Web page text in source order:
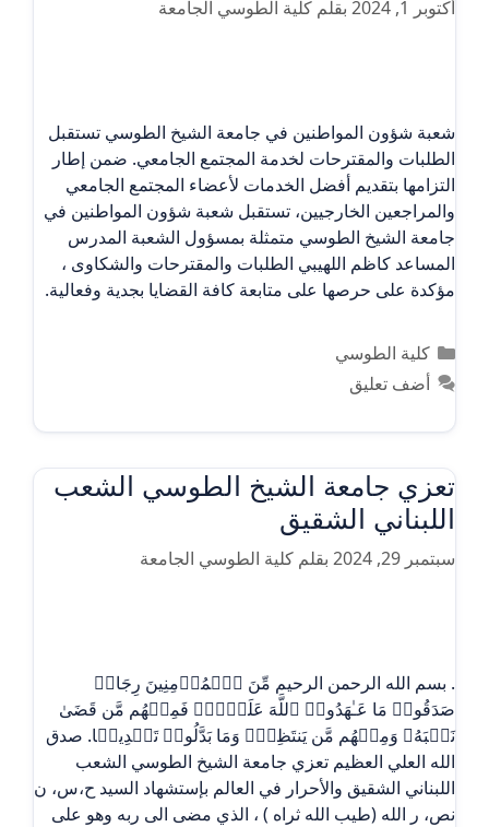
أكتوبر 1, 2024 بقلم كلية الطوسي الجامعة
شعبة شؤون المواطنين في جامعة الشيخ الطوسي تستقبل
الطلبات والمقترحات لخدمة المجتمع الجامعي. ضمن إطار
التزامها بتقديم أفضل الخدمات لأعضاء المجتمع الجامعي
والمراجعين الخارجيين، تستقبل شعبة شؤون المواطنين في
جامعة الشيخ الطوسي متمثلة بمسؤول الشعبة المدرس
المساعد كاظم اللهيبي الطلبات والمقترحات والشكاوى ،
مؤكدة على حرصها على متابعة كافة القضايا بجدية وفعالية.
التصنيفات
كلية الطوسي
أضف تعليق
تعزي جامعة الشيخ الطوسي الشعب
اللبناني الشقيق
سبتمبر 29, 2024 بقلم كلية الطوسي الجامعة
. بسم الله الرحمن الرحيم مِّنَ ٱلۡمُؤۡمِنِینَ رِجَالࣱ
صَدَقُوا۟ مَا عَـٰهَدُوا۟ ٱللَّهَ عَلَیۡهِۖ فَمِنۡهُم مَّن قَضَىٰ
نَحۡبَهُۥ وَمِنۡهُم مَّن یَنتَظِرُۖ وَمَا بَدَّلُوا۟ تَبۡدِیلࣰا. صدق
الله العلي العظيم تعزي جامعة الشيخ الطوسي الشعب
اللبناني الشقيق والأحرار في العالم بإستشهاد السيد ح،س، ن
نص، ر الله (طيب الله ثراه ) ، الذي مضى الى ربه وهو على